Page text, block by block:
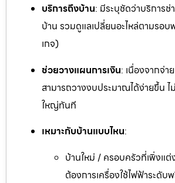
บริการถึงบ้าน: มีระบุชัดว่าบริการ
บ้าน รวมดูแลเปลี่ยนอะไหล่ตามรอ
เกจ)
ช่วยวางแผนการเงิน: เนื่องจากจ่า
สามารถวางงบประมาณได้ง่ายขึ้น ไ
ใหญ่ทันที
เหมาะกับบ้านแบบไหน:
บ้านใหม่ / ครอบครัวที่เพิ่งแ
ต้องการเครื่องใช้ไฟฟ้าระดับ